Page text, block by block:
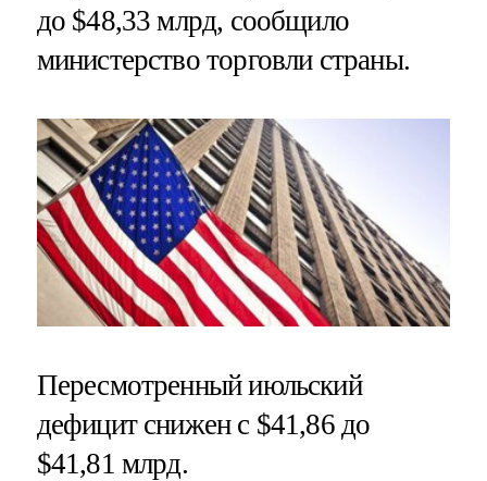
до $48,33 млрд, сообщило
министерство торговли страны.
Пересмотренный июльский
дефицит снижен с $41,86 до
$41,81 млрд.